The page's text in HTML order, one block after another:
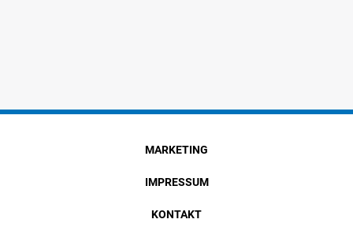
MARKETING
IMPRESSUM
KONTAKT